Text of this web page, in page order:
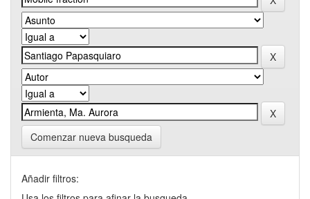
Comenzar nueva busqueda
Añadir filtros: